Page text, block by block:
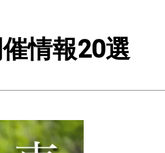
情報20選